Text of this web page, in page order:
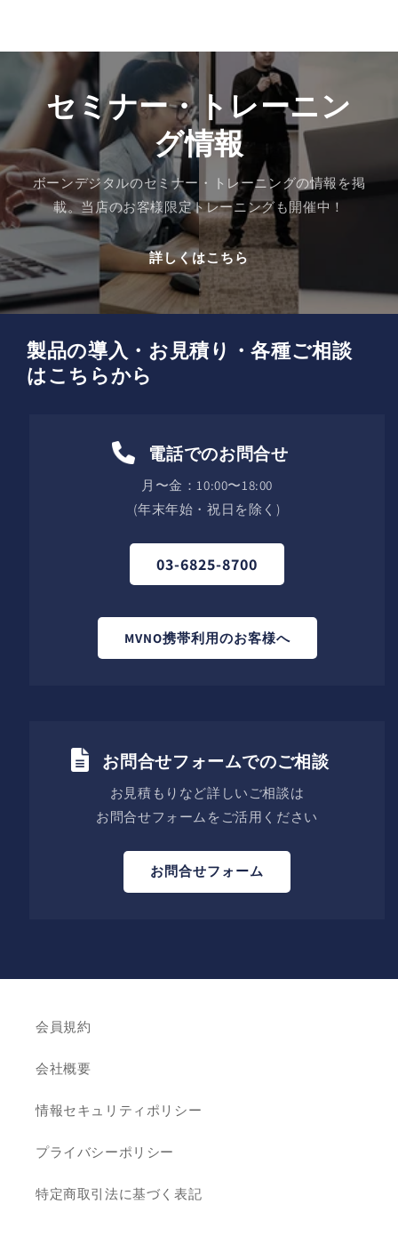
セミナー・トレーニン
グ情報
ボーンデジタルのセミナー・トレーニングの情報を掲
載。当店のお客様限定トレーニングも開催中！
詳しくはこちら
製品の導入・お見積り・各種ご相談
はこちらから
電話でのお問合せ
月〜金：10:00〜18:00
(年末年始・祝日を除く)
03-6825-8700
MVNO携帯利用のお客様へ
お問合せフォームでのご相談
お見積もりなど詳しいご相談は
お問合せフォームをご活用ください
お問合せフォーム
会員規約
会社概要
情報セキュリティポリシー
プライバシーポリシー
特定商取引法に基づく表記